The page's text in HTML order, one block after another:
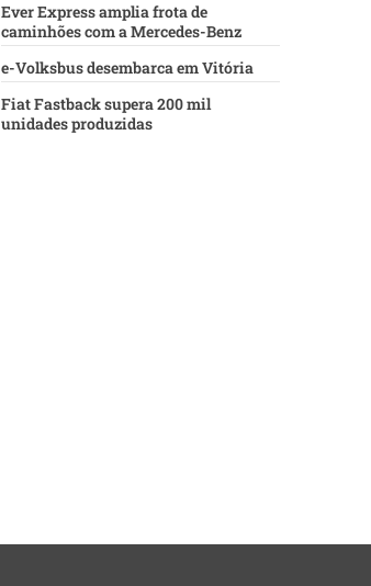
Ever Express amplia frota de
caminhões com a Mercedes-Benz
e-Volksbus desembarca em Vitória
Fiat Fastback supera 200 mil
unidades produzidas